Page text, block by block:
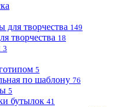
творчества 149
творчества 18
3
5
по шаблону 76
5
бутылок 41